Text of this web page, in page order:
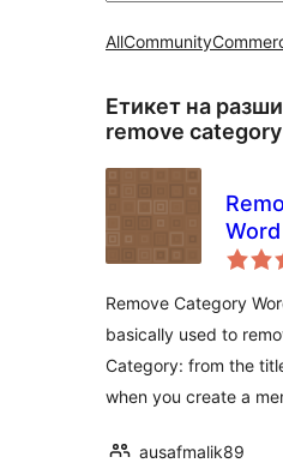
AllCommunity
Етикет на
remove category
Remove Category
basically used to
Category: from the
when you create a
ausafmalik89